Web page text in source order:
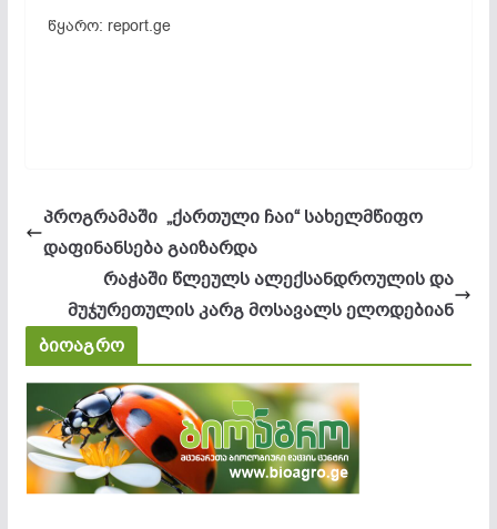
წყარო: report.ge
პროგრამაში „ქართული ჩაი“ სახელმწიფო
დაფინანსება გაიზარდა
რაჭაში წლეულს ალექსანდროულის და
მუჯურეთულის კარგ მოსავალს ელოდებიან
ბიოაგრო